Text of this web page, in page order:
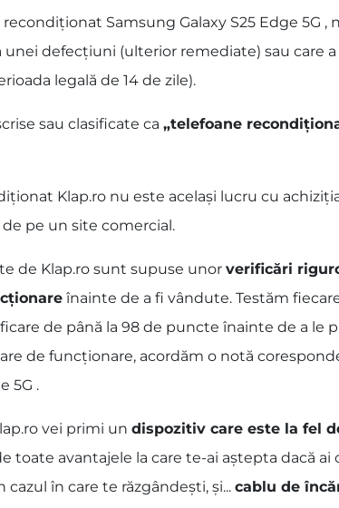
Samsung Galaxy S25 Edge 5G ,
defecțiuni (ulterior remediate) sau care
legală de 14 de zile).
sau clasificate ca „telefoane
Klap.ro nu este același lucru cu
pe un site comercial.
de Klap.ro sunt supuse unor verificări
înainte de a fi vândute. Testăm
de până la 98 de puncte înainte de a le
de funcționare, acordăm o notă
5G .
vei primi un dispozitiv care este la fel
toate avantajele la care te-ai aștepta dacă
cazul în care te răzgândești, și... cablu de